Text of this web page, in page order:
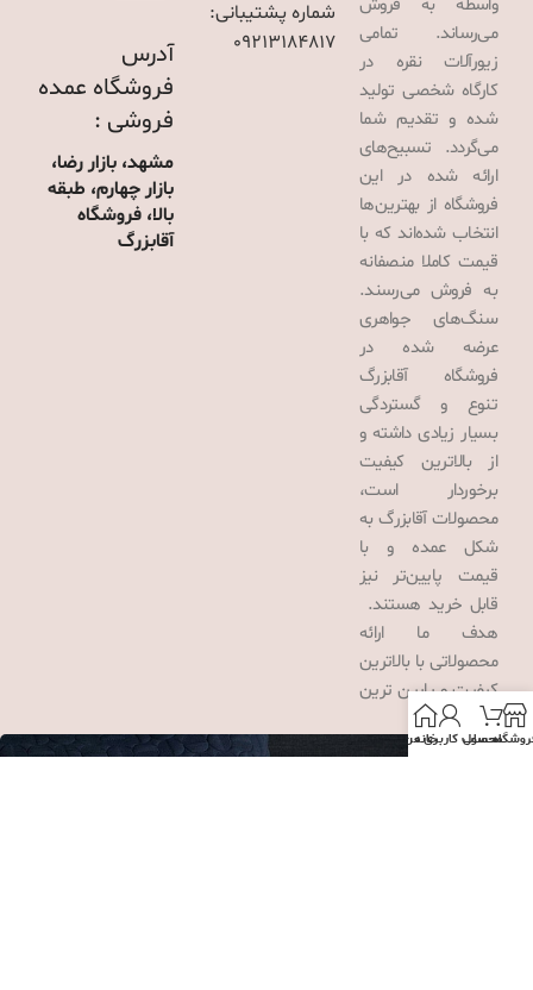
واسطه به فروش
می‌رساند. تمامی
زیورآلات نقره در
کارگاه شخصی تولید
شده و تقدیم شما
می‌گردد. تسبیح‌های
ارائه شده در این
فروشگاه از بهترین‌ها
انتخاب شده‌اند که با
قیمت کاملا منصفانه
به فروش می‌رسند.
سنگ‌های جواهری
عرضه شده در
فروشگاه آقابزرگ
تنوع و گستردگی
بسیار زیادی داشته و
از بالاترین کیفیت
برخوردار است،
محصولات آقابزرگ به
شکل عمده و با
قیمت پایین‌تر نیز
قابل خرید هستند.
هدف ما ارائه
محصولاتی با بالاترین
کیفیت و پایین ترین
قیمت است.
شماره پشتیبانی:
09213184817
آدرس
فروشگاه عمده
فروشی :
مشهد، بازار رضا،
بازار چهارم، طبقه
بالا، فروشگاه
آقابزرگ
محصول
حساب کاربری من
خانه